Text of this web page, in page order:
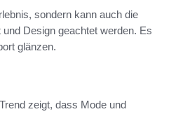
sondern kann auch die
Design geachtet werden. Es
glänzen.
zeigt, dass Mode und